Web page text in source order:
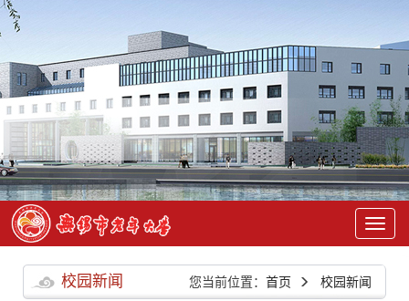
校园新闻 您当前位置： 首页 校园新闻